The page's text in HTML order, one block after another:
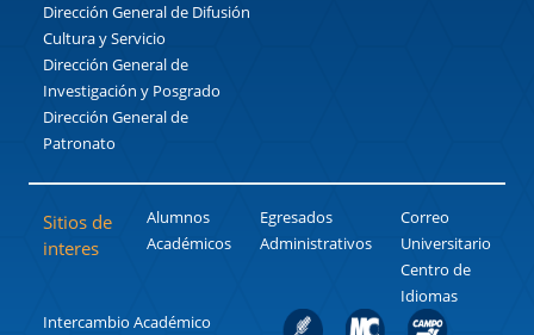
Dirección General de Difusión
Cultura y Servicio
Dirección General de
Investigación y Posgrado
Dirección General de
Patronato
Sitios de
interes
Alumnos
Académicos
Egresados
Administrativos
Correo
Universitario
Centro de
Idiomas
Intercambio Académico